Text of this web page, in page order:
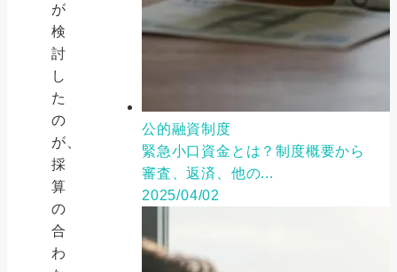
が
検
討
し
た
の
が、
採
算
の
合
わ
公的融資制度
緊急小口資金とは？制度概要から
審査、返済、他の...
2025/04/02